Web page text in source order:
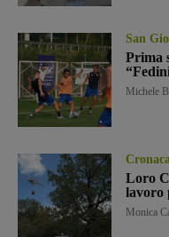
San
Prima
Michele
Loro
lavoro
Monica